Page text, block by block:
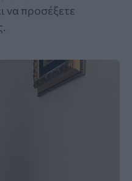
να προσέξετε